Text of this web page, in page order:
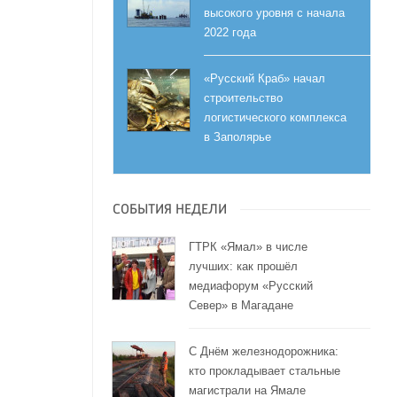
высокого уровня с начала
2022 года
«Русский Краб» начал
строительство
логистического комплекса
в Заполярье
СОБЫТИЯ НЕДЕЛИ
ГТРК «Ямал» в числе
лучших: как прошёл
медиафорум «Русский
Север» в Магадане
С Днём железнодорожника:
кто прокладывает стальные
магистрали на Ямале